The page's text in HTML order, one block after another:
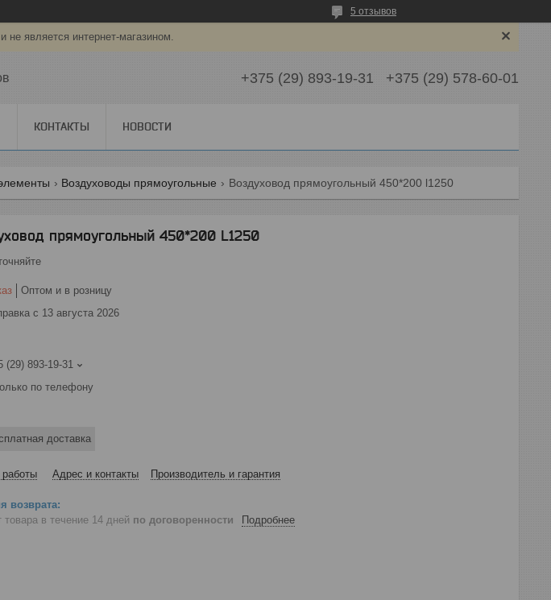
5 отзывов
не является интернет-магазином.
+375 (29) 893-19-31 +375 (29) 578-60-01
КОНТАКТЫ НОВОСТИ
Воздуховоды прямоугольные Воздуховод прямоугольный 450*200 l1250
прямоугольный 450*200 L1250
Оптом и в розницу
с 13 августа 2026
(29) 893-19-31
по телефону
доставка
работы Адрес и контакты Производитель и гарантия
товара в течение 14 дней по договоренности Подробнее